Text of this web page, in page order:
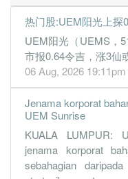
0.1600 0.000 1.3500
31 Dec, 2023
0.5400 0.750 1.3500
0.1700 0.000 1.3400
0.3000 0.000
31 Dec, 2022
0.4000 0.500 1.3400
热门股:UEM阳光上探
UEM阳光（UEMS，
市报0.64令吉，涨3仙
06 Aug, 2026
Jenama korporat
UEM Sunrise
KUALA LUMPUR:
jenama korporat
sebahagian